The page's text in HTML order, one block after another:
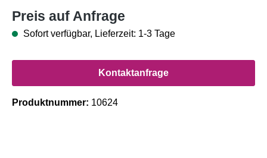
Preis auf Anfrage
Sofort verfügbar, Lieferzeit: 1-3 Tage
Kontaktanfrage
Produktnummer: 10624